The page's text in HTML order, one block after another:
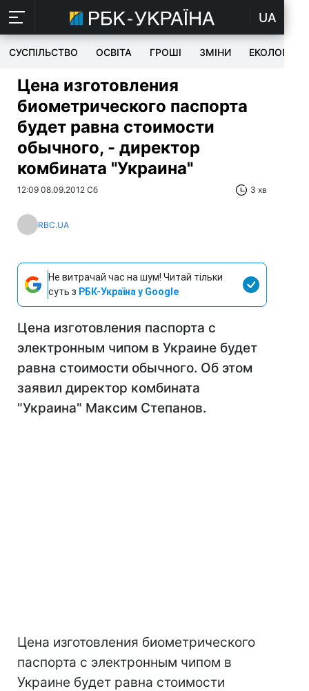
UA
СУСПІЛЬСТВО ОСВІТА ГРОШІ ЗМІНИ ЕКОЛОГІЯ
Цена изготовления
биометрического паспорта
будет равна стоимости
обычного, - директор
комбината "Украина"
12:09 08.09.2012 Сб 3 хв
RBC.UA
Не витрачай час на шум! Читай тільки
суть з РБК-Україна у Google
Цена изготовления паспорта с
электронным чипом в Украине будет
равна стоимости обычного. Об этом
заявил директор комбината
"Украина" Максим Степанов.
Цена изготовления биометрического
паспорта с электронным чипом в
Украине будет равна стоимости